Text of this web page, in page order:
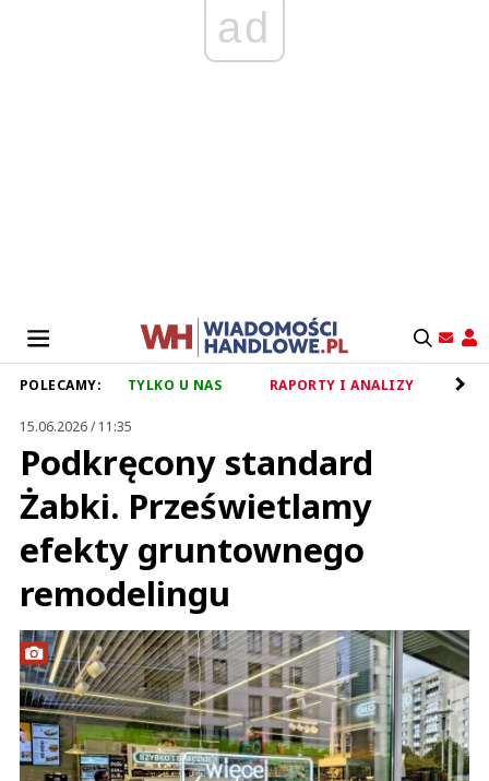
ad
POLECAMY: TYLKO U NAS RAPORTY I ANALIZY
15.06.2026 / 11:35
Podkręcony standard
Żabki. Prześwietlamy
efekty gruntownego
remodelingu